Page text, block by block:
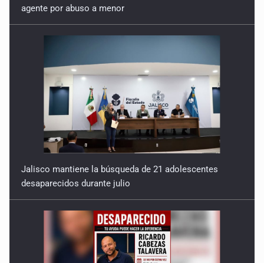
agente por abuso a menor
Jalisco mantiene la búsqueda de 21 adolescentes
desaparecidos durante julio